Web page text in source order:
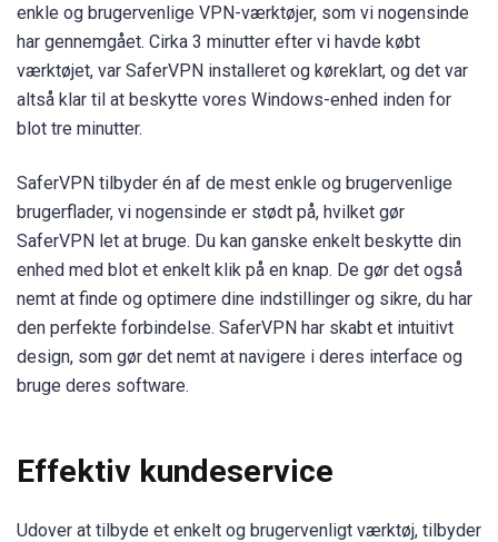
enkle og brugervenlige VPN-værktøjer, som vi nogensinde
har gennemgået. Cirka 3 minutter efter vi havde købt
værktøjet, var SaferVPN installeret og køreklart, og det var
altså klar til at beskytte vores Windows-enhed inden for
blot tre minutter.
SaferVPN tilbyder én af de mest enkle og brugervenlige
brugerflader, vi nogensinde er stødt på, hvilket gør
SaferVPN let at bruge. Du kan ganske enkelt beskytte din
enhed med blot et enkelt klik på en knap. De gør det også
nemt at finde og optimere dine indstillinger og sikre, du har
den perfekte forbindelse. SaferVPN har skabt et intuitivt
design, som gør det nemt at navigere i deres interface og
bruge deres software.
Effektiv kundeservice
Udover at tilbyde et enkelt og brugervenligt værktøj, tilbyder